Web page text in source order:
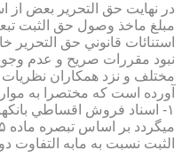
در نهايت حق التحرير بعض از
مبلغ ماخذ وصول حق الثبت
استنائات قانوني حق
نبود مقررات صريح و عدم
مختلف و نزد همكاران
آورده است كه مختصرا به
۱- اسناد فروش اقساطي
الثبت نسبت به مابه